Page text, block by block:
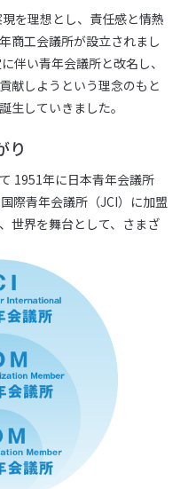
を理想とし、責任感と情熱
商⼯会議所が設⽴されまし
伴い⻘年会議所と改名し、
献しようという理念のもと
⽣していきました。
り
1951年に⽇本⻘年会議所
際⻘年会議所（JCI）に加盟
世界を舞台として、さまざ